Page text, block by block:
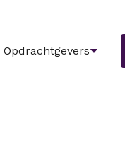
Opdrachtgevers